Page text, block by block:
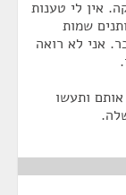
אין לי טענות
שמות
אני לא רואה
ותעשו